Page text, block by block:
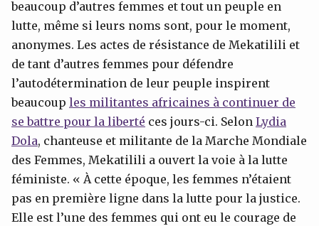
beaucoup d’autres femmes et tout un peuple en
lutte, même si leurs noms sont, pour le moment,
anonymes. Les actes de résistance de Mekatilili et
de tant d’autres femmes pour défendre
l’autodétermination de leur peuple inspirent
beaucoup les militantes africaines à continuer de
se battre pour la liberté ces jours-ci. Selon Lydia
Dola, chanteuse et militante de la Marche Mondiale
des Femmes, Mekatilili a ouvert la voie à la lutte
féministe. « À cette époque, les femmes n’étaient
pas en première ligne dans la lutte pour la justice.
Elle est l’une des femmes qui ont eu le courage de